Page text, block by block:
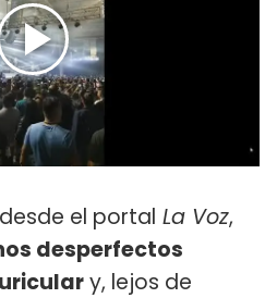
el portal La Voz,
desperfectos
y, lejos de